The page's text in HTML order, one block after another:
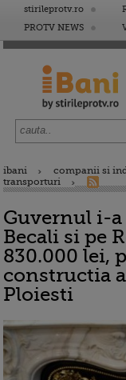
stirileprotv.ro
PROTV NEWS
ibani
companii si
transporturi
Guvernul i-
Becali si pe
830.000 lei,
constructia
Ploiesti